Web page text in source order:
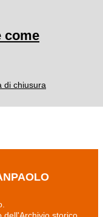
come
di chiusura